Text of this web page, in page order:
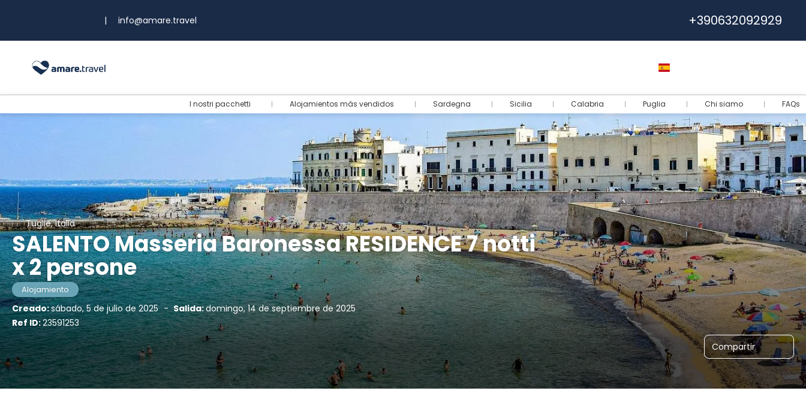
| info@amare.travel +390632092929
I nostri pacchetti Alojamientos más vendidos Sardegna Sicilia Calabria Puglia Chi siamo FAQs
Tuglie, Italia
SALENTO Masseria Baronessa RESIDENCE 7 notti
x 2 persone
Alojamiento
Creado:sábado, 5 de julio de 2025 - Salida:domingo, 14 de septiembre de 2025
Ref ID:23591253
Compartir